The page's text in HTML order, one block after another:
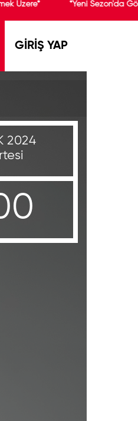
Üzere* *Yeni Sezon'da
GİRİŞ YAP
2024